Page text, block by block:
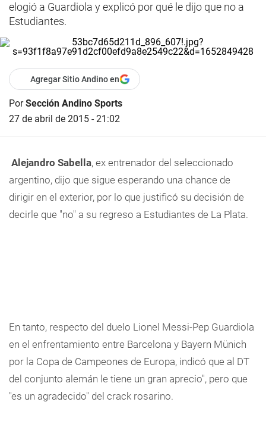
elogió a Guardiola y explicó por qué le dijo que no a
Estudiantes.
Agregar Sitio Andino en
PorSección Andino Sports
27 de abril de 2015 - 21:02
Alejandro Sabella, ex entrenador del seleccionado
argentino, dijo que sigue esperando una chance de
dirigir en el exterior, por lo que justificó su decisión de
decirle que "no" a su regreso a Estudiantes de La Plata.
En tanto, respecto del duelo Lionel Messi-Pep Guardiola
en el enfrentamiento entre Barcelona y Bayern Münich
por la Copa de Campeones de Europa, indicó que al DT
del conjunto alemán le tiene un gran aprecio", pero que
"es un agradecido" del crack rosarino.